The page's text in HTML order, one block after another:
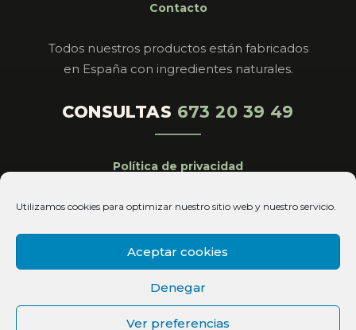
Utilizamos cookies para optimizar nuestro sitio web y nuestro servicio.
Aceptar cookies
Denegar
Ver preferencias
Contacto
Todos nuestros productos están fabricados
en España con ingredientes naturales.
CONSULTAS 673 20 39 49
Política de privacidad
Copyright© 2026 Magistral Royal All Rights